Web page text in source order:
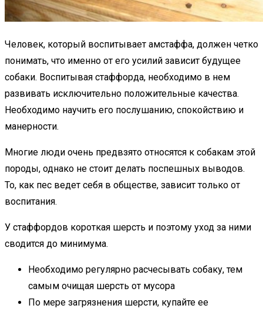
Человек, который воспитывает амстаффа, должен четко
понимать, что именно от его усилий зависит будущее
собаки. Воспитывая стаффорда, необходимо в нем
развивать исключительно положительные качества.
Необходимо научить его послушанию, спокойствию и
манерности.
Многие люди очень предвзято относятся к собакам этой
породы, однако не стоит делать поспешных выводов.
То, как пес ведет себя в обществе, зависит только от
воспитания.
У стаффордов короткая шерсть и поэтому уход за ними
сводится до минимума.
Необходимо регулярно расчесывать собаку, тем
самым очищая шерсть от мусора
По мере загрязнения шерсти, купайте ее